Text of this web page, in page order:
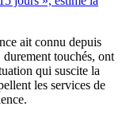
ait connu depuis
touchés, ont
qui suscite la
les services de